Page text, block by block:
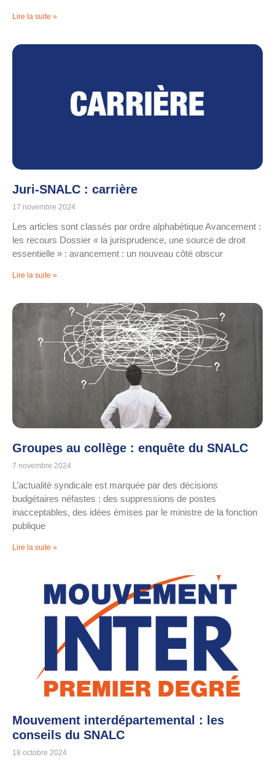
Lire la suite »
Juri-SNALC : carrière
17 novembre 2024
Les articles sont classés par ordre alphabétique Avancement :
les recours Dossier « la jurisprudence, une source de droit
essentielle » : avancement : un nouveau côté obscur
Lire la suite »
Groupes au collège : enquête du SNALC
7 novembre 2024
L’actualité syndicale est marquée par des décisions
budgétaires néfastes : des suppressions de postes
inacceptables, des idées émises par le ministre de la fonction
publique
Lire la suite »
Mouvement interdépartemental : les
conseils du SNALC
18 octobre 2024